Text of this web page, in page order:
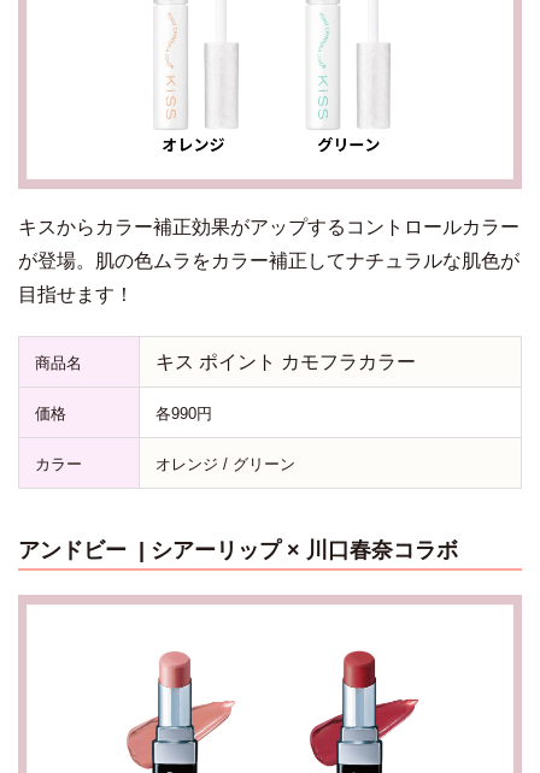
キスからカラー補正効果がアップするコントロールカラー
が登場。肌の色ムラをカラー補正してナチュラルな肌色が
目指せます！
商品名 キス ポイント カモフラカラー
価格 各990円
カラー オレンジ / グリーン
アンドビー | シアーリップ × 川口春奈コラボ